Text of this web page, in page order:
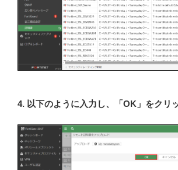
4. 以下のように入力し、「OK」をクリ